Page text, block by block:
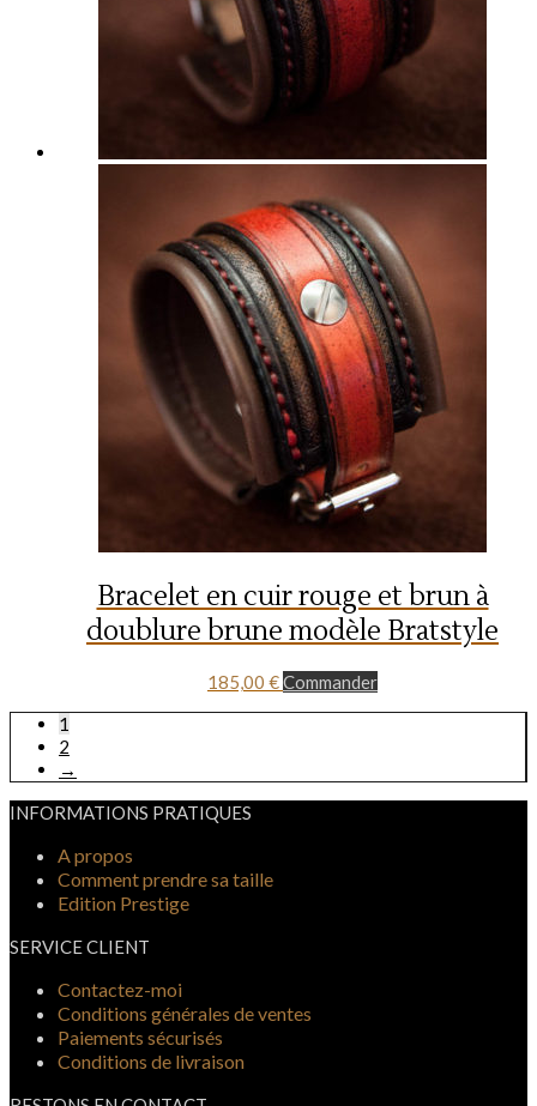
Bracelet en cuir rouge et brun à
doublure brune modèle Bratstyle
185,00 €Commander
1
2
→
INFORMATIONS PRATIQUES
A propos
Comment prendre sa taille
Edition Prestige
SERVICE CLIENT
Contactez-moi
Conditions générales de ventes
Paiements sécurisés
Conditions de livraison